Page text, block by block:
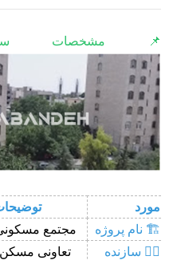
📌 مشخصات
مورد
🏗️ نام پروژه
مجتمع
👷‍♂️ سازنده
تعاونی